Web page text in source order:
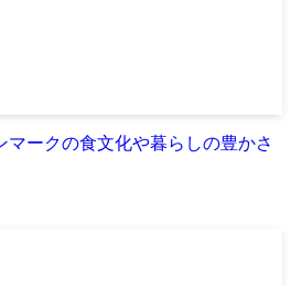
マークの食文化や暮らしの豊かさ